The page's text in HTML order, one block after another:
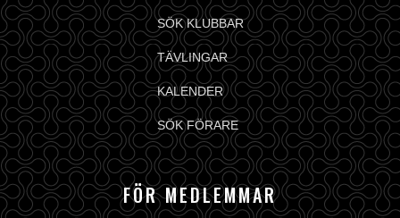
SÖK KLUBBAR
TÄVLINGAR
KALENDER
SÖK FÖRARE
FÖR MEDLEMMAR